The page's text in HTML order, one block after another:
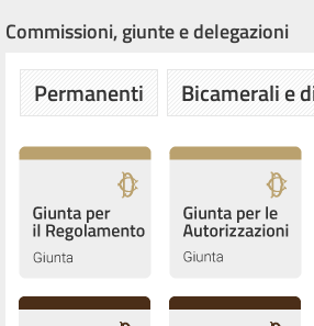
Commissioni, giunte e delegazioni
Permanenti Bicamerali e